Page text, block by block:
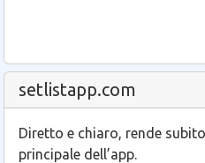
setlistapp.com
Diretto e chiaro, rende
principale dell’app.